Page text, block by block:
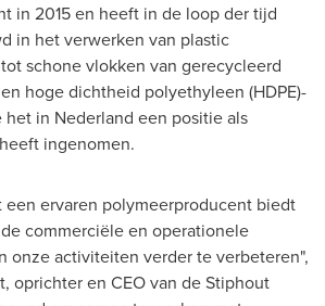
in 2015 en heeft in de loop der tijd
in het verwerken van plastic
schone vlokken van gerecycleerd
hoge dichtheid polyethyleen (HDPE)-
het in Nederland een positie als
ingenomen.
een ervaren polymeerproducent biedt
commerciële en operationele
onze activiteiten verder te verbeteren",
, oprichter en CEOvan de Stiphout